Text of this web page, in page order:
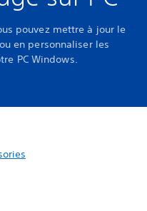
pouvez mettre à jour le
en personnaliser les
PC Windows.